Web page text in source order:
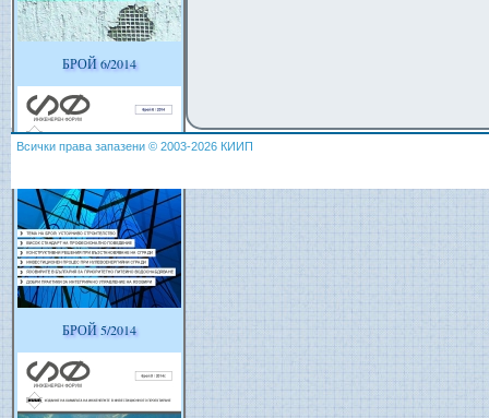
БРОЙ 6/2014
БРОЙ 5/2014
Всички права запазени © 2003-2026 КИИП